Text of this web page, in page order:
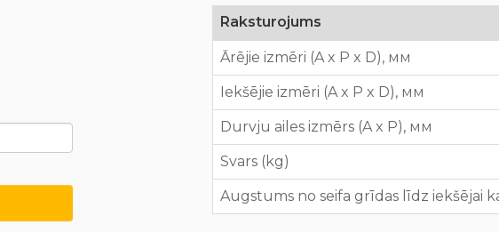
Raksturojums
Ārējie izmēri (A x P x D), мм
Iekšējie izmēri (A x P x D), мм
Durvju ailes izmērs (A x P), мм
Svars (kg)
Augstums no seifa grīdas līdz iekšējai